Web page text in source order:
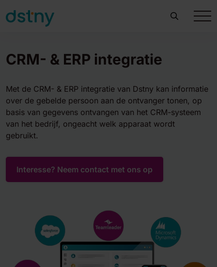
CRM- & ERP integratie
Met de CRM- & ERP integratie van Dstny kan informatie
over de gebelde persoon aan de ontvanger tonen, op
basis van gegevens ontvangen van het CRM-systeem
van het bedrijf, ongeacht welk apparaat wordt
gebruikt.
Interesse? Neem contact met ons op